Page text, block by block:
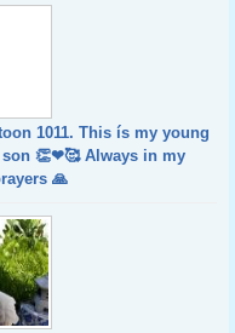
1011. This ís my young
👏❤🥰 Always in my
🙏